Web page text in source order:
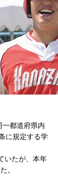
都道府県内
に規定する学
いたが、本年
。